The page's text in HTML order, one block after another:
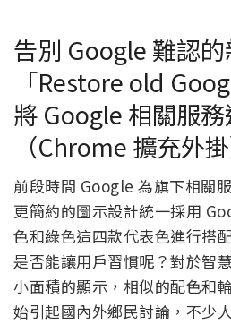
告別 Google 難認的
「Restore old
將 Google 相關服務
（Chrome 擴充外掛
前段時間 Google 為旗下相關
更簡約的圖示設計統一採用
色和綠色這四款代表色進行搭
是否能讓用戶習慣呢？對於智
小面積的顯示，相似的配色和
始引起國內外鄉民討論，不少